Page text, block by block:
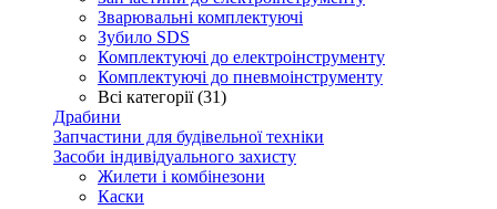
Зварювальні комплектуючі
Зубило SDS
Комплектуючі до електроінструменту
Комплектуючі до пневмоінструменту
Всі категорії (31)
Драбини
Запчастини для будівельної техніки
Засоби індивідуального захисту
Жилети і комбінезони
Каски